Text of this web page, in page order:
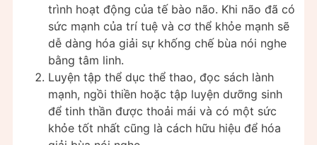
trình hoạt động của tế bào não. Khi não đã có
sức mạnh của trí tuệ và cơ thể khỏe mạnh sẽ
dễ dàng hóa giải sự khống chế bùa nói nghe
bằng tâm linh.
Luyện tập thể dục thể thao, đọc sách lành
mạnh, ngồi thiền hoặc tập luyện dưỡng sinh
để tinh thần được thoải mái và có một sức
khỏe tốt nhất cũng là cách hữu hiệu để hóa